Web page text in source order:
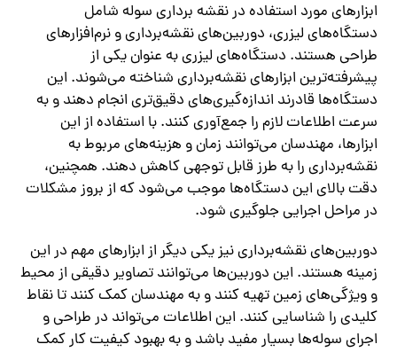
ابزارهای مورد استفاده در نقشه برداری سوله شامل
دستگاه‌های لیزری، دوربین‌های نقشه‌برداری و نرم‌افزارهای
طراحی هستند. دستگاه‌های لیزری به عنوان یکی از
پیشرفته‌ترین ابزارهای نقشه‌برداری شناخته می‌شوند. این
دستگاه‌ها قادرند اندازه‌گیری‌های دقیق‌تری انجام دهند و به
سرعت اطلاعات لازم را جمع‌آوری کنند. با استفاده از این
ابزارها، مهندسان می‌توانند زمان و هزینه‌های مربوط به
نقشه‌برداری را به طرز قابل توجهی کاهش دهند. همچنین،
دقت بالای این دستگاه‌ها موجب می‌شود که از بروز مشکلات
در مراحل اجرایی جلوگیری شود.
دوربین‌های نقشه‌برداری نیز یکی دیگر از ابزارهای مهم در این
زمینه هستند. این دوربین‌ها می‌توانند تصاویر دقیقی از محیط
و ویژگی‌های زمین تهیه کنند و به مهندسان کمک کنند تا نقاط
کلیدی را شناسایی کنند. این اطلاعات می‌تواند در طراحی و
اجرای سوله‌ها بسیار مفید باشد و به بهبود کیفیت کار کمک